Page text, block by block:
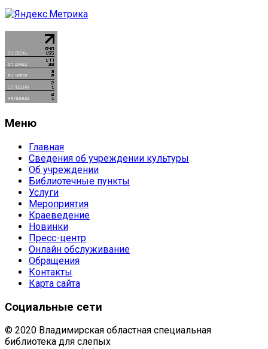
Меню
Главная
Сведения об учреждении культуры
Об учреждении
Библиотечные пункты
Услуги
Мероприятия
Краеведение
Новинки
Пресс-центр
Онлайн обслуживание
Обращения
Контакты
Карта сайта
Социальные сети
© 2020 Владимирская областная специальная
библиотека для слепых